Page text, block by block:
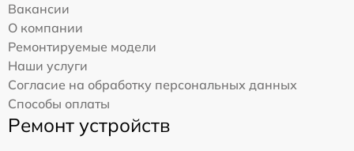
Вакансии
О компании
Ремонтируемые модели
Наши услуги
Согласие на обработку персональных данных
Способы оплаты
Ремонт устройств